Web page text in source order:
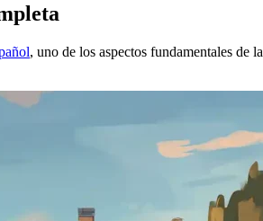
, uno de los aspectos fundamentales de la